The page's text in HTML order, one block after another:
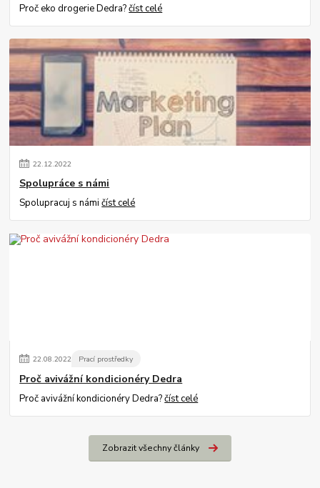
Proč eko drogerie Dedra?číst celé
22.12.2022
Spolupráce s námi
Spolupracuj s námičíst celé
22.08.2022 Prací prostředky
Proč avivážní kondicionéry Dedra
Proč avivážní kondicionéry Dedra?číst celé
Zobrazit všechny články